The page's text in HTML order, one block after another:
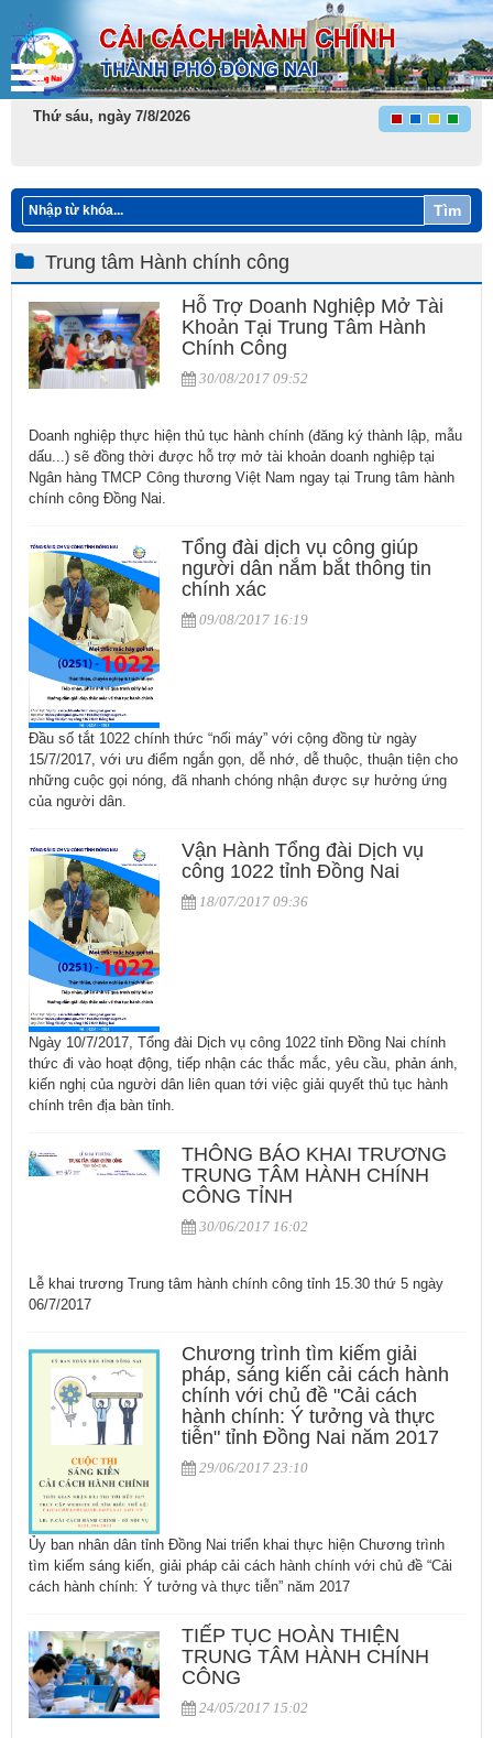
Thứ sáu, ngày 7/8/2026
Tìm
Trung tâm Hành chính công
Hỗ Trợ Doanh Nghiệp Mở Tài
Khoản Tại Trung Tâm Hành
Chính Công
30/08/2017 09:52
Doanh nghiệp thực hiện thủ tục hành chính (đăng ký thành lập, mẫu
dấu...) sẽ đồng thời được hỗ trợ mở tài khoản doanh nghiệp tại
Ngân hàng TMCP Công thương Việt Nam ngay tại Trung tâm hành
chính công Đồng Nai.
Tổng đài dịch vụ công giúp
người dân nắm bắt thông tin
chính xác
09/08/2017 16:19
Đầu số tắt 1022 chính thức “nối máy” với cộng đồng từ ngày
15/7/2017, với ưu điểm ngắn gọn, dễ nhớ, dễ thuộc, thuận tiện cho
những cuộc gọi nóng, đã nhanh chóng nhận được sự hưởng ứng
của người dân.
Vận Hành Tổng đài Dịch vụ
công 1022 tỉnh Đồng Nai
18/07/2017 09:36
Ngày 10/7/2017, Tổng đài Dịch vụ công 1022 tỉnh Đồng Nai chính
thức đi vào hoạt động, tiếp nhận các thắc mắc, yêu cầu, phản ánh,
kiến nghị của người dân liên quan tới việc giải quyết thủ tục hành
chính trên địa bàn tỉnh.
THÔNG BÁO KHAI TRƯƠNG
TRUNG TÂM HÀNH CHÍNH
CÔNG TỈNH
30/06/2017 16:02
Lễ khai trương Trung tâm hành chính công tỉnh 15.30 thứ 5 ngày
06/7/2017
Chương trình tìm kiếm giải
pháp, sáng kiến cải cách hành
chính với chủ đề "Cải cách
hành chính: Ý tưởng và thực
tiễn" tỉnh Đồng Nai năm 2017
29/06/2017 23:10
Ủy ban nhân dân tỉnh Đồng Nai triển khai thực hiện Chương trình
tìm kiếm sáng kiến, giải pháp cải cách hành chính với chủ đề “Cải
cách hành chính: Ý tưởng và thực tiễn” năm 2017
TIẾP TỤC HOÀN THIỆN
TRUNG TÂM HÀNH CHÍNH
CÔNG
24/05/2017 15:02